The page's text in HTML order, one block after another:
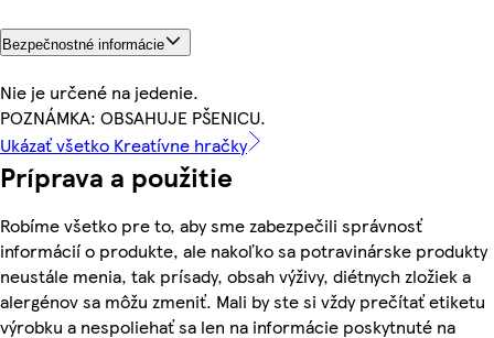
Bezpečnostné informácie
Nie je určené na jedenie.
POZNÁMKA: OBSAHUJE PŠENICU.
Ukázať všetko Kreatívne hračky
Príprava a použitie
Robíme všetko pre to, aby sme zabezpečili správnosť
informácií o produkte, ale nakoľko sa potravinárske produkty
neustále menia, tak prísady, obsah výživy, diétnych zložiek a
alergénov sa môžu zmeniť. Mali by ste si vždy prečítať etiketu
výrobku a nespoliehať sa len na informácie poskytnuté na